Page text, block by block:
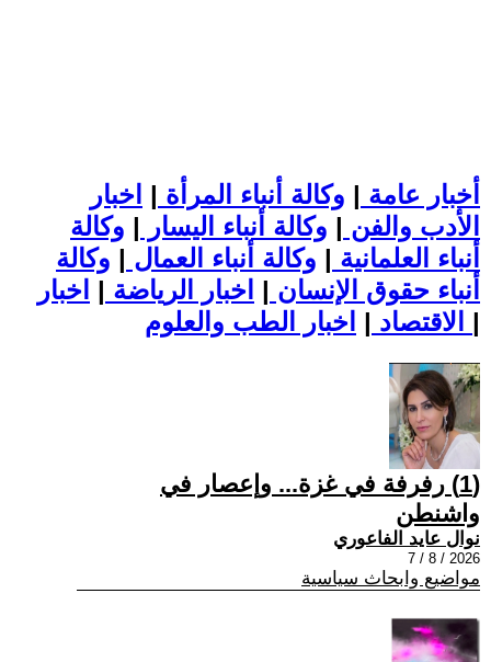
أخبار عامة | وكالة أنباء المرأة | اخبار
الأدب والفن | وكالة أنباء اليسار | وكالة
أنباء العلمانية | وكالة أنباء العمال | وكالة
أنباء حقوق الإنسان | اخبار الرياضة | اخبار
الاقتصاد | |
(1) رفرفة في غزة... وإعصار في
واشنطن
نوال عايد الفاعوري
2026 / 8 / 7
مواضيع وابحاث سياسية